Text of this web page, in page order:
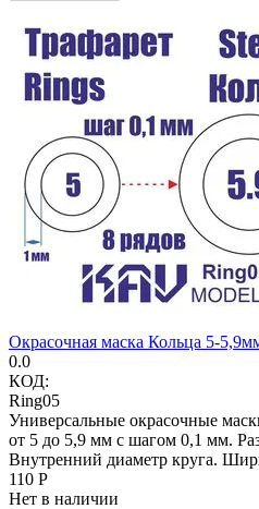
Окрасочная маска Кольца 5-
0.0
КОД:
Ring05
Универсальные окрасочные
от 5 до 5,9 мм с шагом 0,1 мм.
Внутренний диаметр круга.
‍110‍ Р
Нет в наличии